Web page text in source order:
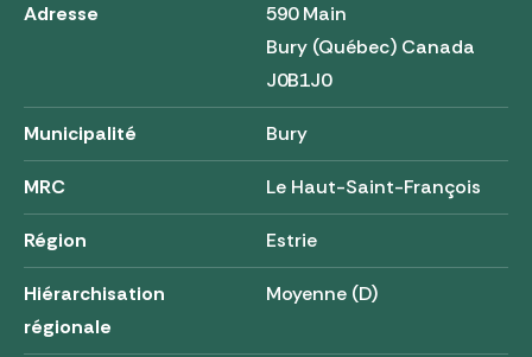
Adresse
590 Main
Bury (Québec) Canada
J0B1J0
Municipalité Bury
MRC Le Haut-Saint-François
Région Estrie
Hiérarchisation
régionale
Moyenne (D)